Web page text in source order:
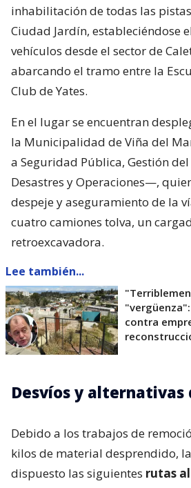
inhabilitación de todas las
Ciudad Jardín, estableciéndose
vehículos desde el sector de
abarcando el tramo entre la
Club de Yates.
En el lugar se encuentran
la Municipalidad de Viña del
a Seguridad Pública, Gestión del
Desastres y Operaciones—,
despeje y aseguramiento de la
cuatro camiones tolva, un
retroexcavadora.
Lee también...
contra
Desvíos y
Debido a los trabajos de
kilos de material desprendido,
dispuesto las siguientes rutas